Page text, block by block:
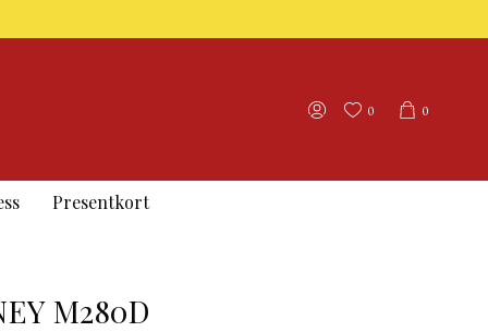
0
0
Presentkort
M280D